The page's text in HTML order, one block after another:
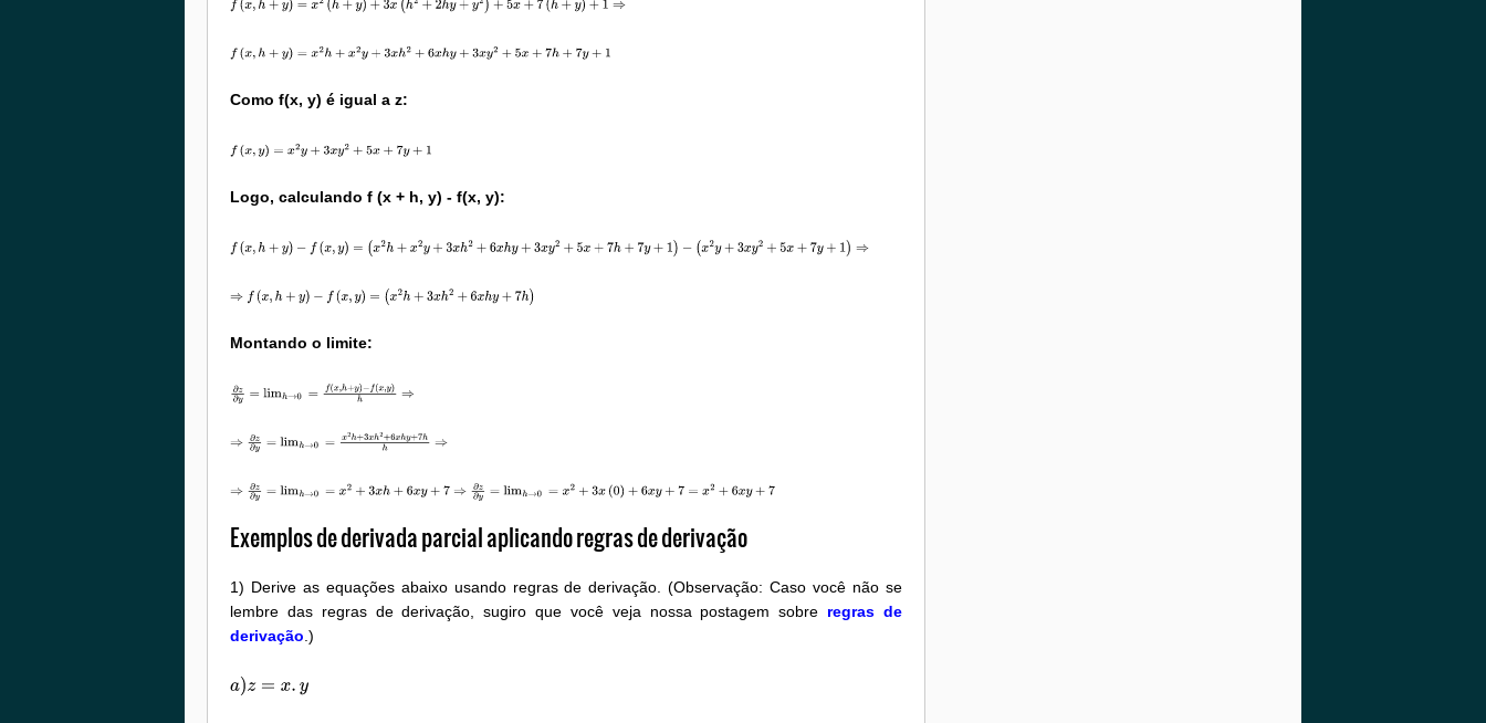
f( x,h+ y) =x 2(h +y )+ x(h 2+2h y+y2)+ 5x 7(h+y)+1⇒
f( x,h+ y) =x 2h +x2y+3xh2+6x hy +3xy2 +5 x+7h+ 7y +1
Como f(x, y) é igual a z:
f( x,y)=x2 y+ 3xy2 +5 x+7y+1
Logo, calculando f (x + h, y) - f(x, y):
f( x,h+ y) −f( x,y )=( x2h+x2y +3 xh2 +6 xh y+ 3x y2 +5x+ 7h+7y+1)−(x2y+3 xy2+5 x+ 7y+ 1)⇒
⇒f( x, h+y )− (x y)= (x 2h +3x h2 +6 xhy +7 h)
Montando o limite:
∂z∂ y= limh→0= (x, h+y)−f(x,y)h⇒
⇒∂ z∂y =lim h→0=x2 h+ 3xh2+6xhy+7hh⇒
⇒∂ z∂y =lim h→0=x2 +3 xh+ 6x y+7 ⇒∂ z∂y=lim h→0=x2 +3 x(0 +6xy+7=x2+6xy+7
Exemplos de derivada parcial aplicando regras de derivação
1) Derive as equações abaixo usando regras de derivação. (Observação: Caso você não se
lembre das regras de derivação, sugiro que você veja nossa postagem sobre regras de
derivação.)
a)z= x.y